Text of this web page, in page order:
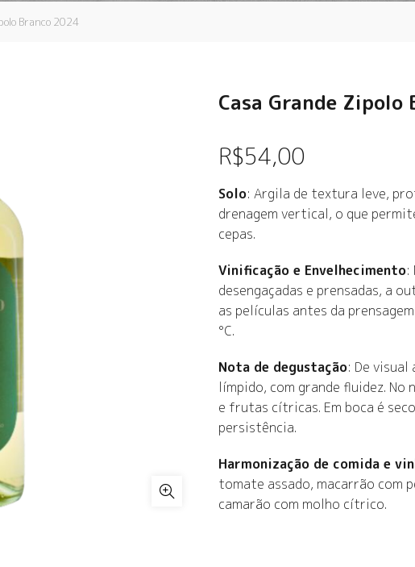
Branco 2024
Casa Grande Zipolo
R$54,00
Solo: Argila de textura leve,
drenagem vertical, o que
cepas.
Vinificação e Envelhecimento:
desengaçadas e prensadas, a
as películas antes da
°C.
Nota de degustação: De
límpido, com grande fluidez. No
e frutas cítricas. Em boca é
persistência.
Harmonização de comida e
tomate assado, macarrão com
camarão com molho cítrico.